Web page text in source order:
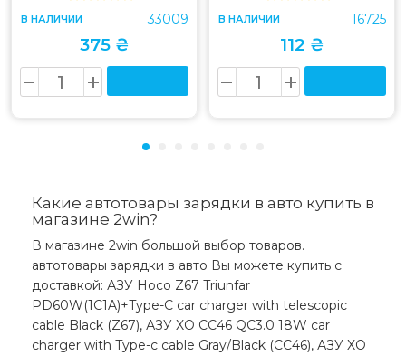
В НАЛИЧИИ 33009
375 ₴
В НАЛИЧИИ 16725
112 ₴
Какие автотовары зарядки в авто купить в
магазине 2win?
В магазине 2win большой выбор товаров.
автотовары зарядки в авто Вы можете купить с
доставкой: АЗУ Hoco Z67 Triunfar
PD60W(1C1A)+Type-C car charger with telescopic
cable Black (Z67), АЗУ XO CC46 QC3.0 18W car
charger with Type-c cable Gray/Black (CC46), АЗУ XO